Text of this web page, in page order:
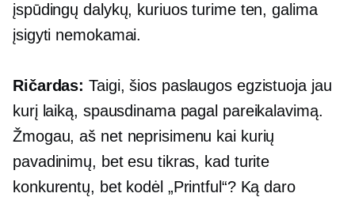
įspūdingų dalykų, kuriuos turime ten, galima
įsigyti nemokamai.
Ričardas: Taigi, šios paslaugos egzistuoja jau
kurį laiką, spausdinama pagal pareikalavimą.
Žmogau, aš net neprisimenu kai kurių
pavadinimų, bet esu tikras, kad turite
konkurentų, bet kodėl „Printful“? Ką daro